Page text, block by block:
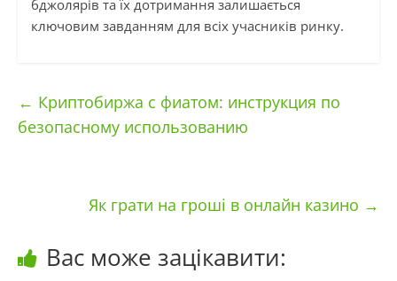
бджолярів та їх дотримання залишається
ключовим завданням для всіх учасників ринку.
← Криптобиржа с фиатом: инструкция по
безопасному использованию
Як грати на гроші в онлайн казино →
Вас може зацікавити: